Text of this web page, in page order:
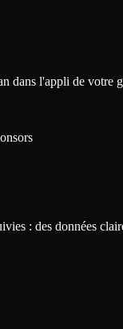
dans l'appli de votre
: des données